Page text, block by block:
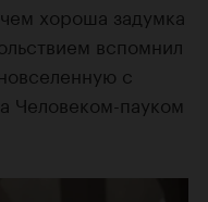
хороша задумка
вспомнил
с
, а Человеком-пауком